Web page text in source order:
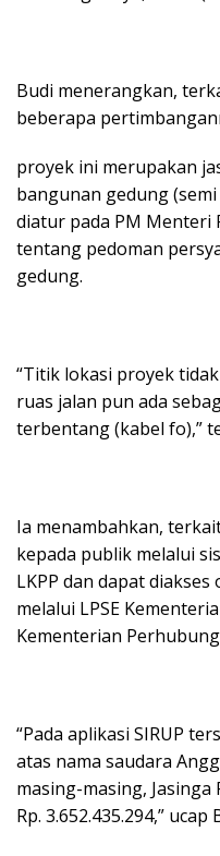
Budi menerangkan,
beberapa
proyek ini merupakan
bangunan gedung
diatur pada PM Menteri
tentang pedoman
gedung.
“Titik lokasi proyek
ruas jalan pun ada
terbentang (kabel fo),”
Ia menambahkan,
kepada publik melalui
LKPP dan dapat
melalui LPSE
Kementerian
“Pada aplikasi SIRUP
atas nama saudara
masing-masing, Jasinga
Rp. 3.652.435.294,” ucap